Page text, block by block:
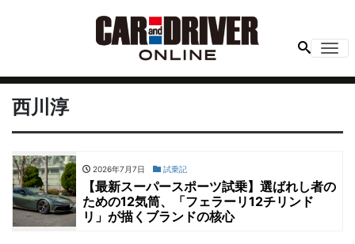
西川淳
2026年7月7日 試乗記
【最新スーパースポーツ試乗】選ばれし者の
ための12気筒、「フェラーリ12チリンド
リ」が描くブランドの核心